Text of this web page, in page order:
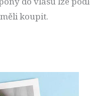
koupit.